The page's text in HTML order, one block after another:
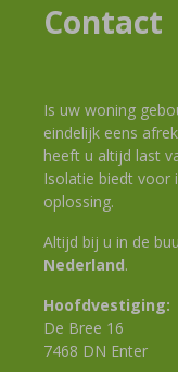
Contact
Is uw woning
eindelijk eens
heeft u altijd last
Isolatie biedt voor
oplossing.
Altijd bij u in de
Nederland.
Hoofdvestiging:
De Bree 16
7468 DN Enter